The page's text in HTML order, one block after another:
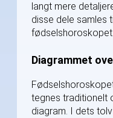
langt mere
disse dele samles
fødselshoroskopet.
Diagrammet
tegnes traditionelt
diagram. I dets